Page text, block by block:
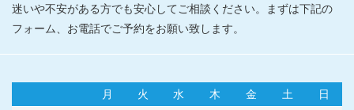
迷いや不安がある方でも安心してご相談ください。まずは下記の
フォーム、お電話でご予約をお願い致します。
月 火 水 木 金 土
日